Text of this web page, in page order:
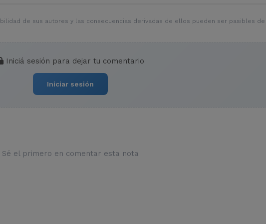
de sus autores y las consecuencias derivadas de ellos pueden ser pasibles de
Iniciá sesión para dejar tu comentario
Iniciar sesión
Sé el primero en comentar esta nota